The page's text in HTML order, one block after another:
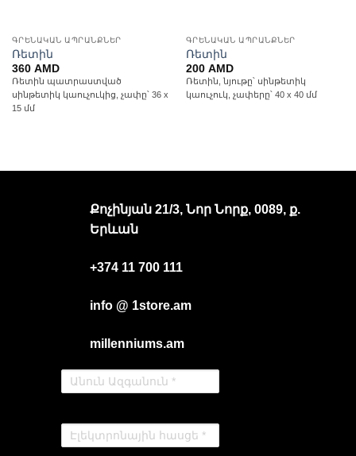
ԳՐԵՆԱԿԱՆ ԱՊՐԱՆՔՆԵՐ
Ռետին
360 AMD
Ռետին պատրաստված
սինթետիկ կաուչուկից, չափը՝ 36 x
15 մմ
ԳՐԵՆԱԿԱՆ ԱՊՐԱՆՔՆԵՐ
Ռետին
200 AMD
Ռետին, նյութը՝ սինթետիկ
կաուչուկ, չափերը՝ 40 x 40 մմ
Քոչինյան 21/3, Նոր Նորք, 0089, ք.
Երևան
+374 11 700 111
info @ 1store.am
millenniums.am